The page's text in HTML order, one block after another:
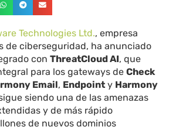
Technologies Ltd., empresa
de ciberseguridad, ha anunciado
conThreatCloud AI, que
para los gateways deCheck
Email, Endpoint y Harmony
siendo una de las amenazas
y de más rápido
de nuevos dominios